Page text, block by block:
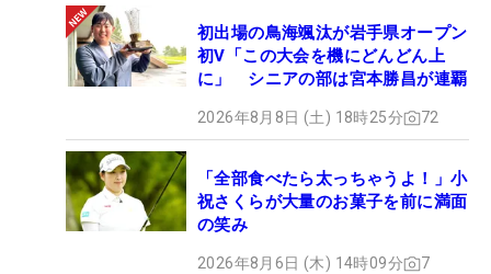
初出場の鳥海颯汰が岩手県オープン
初V「この大会を機にどんどん上
に」 シニアの部は宮本勝昌が連覇
2026年8月8日 (土) 18時25分 72
「全部食べたら太っちゃうよ！」小
祝さくらが大量のお菓子を前に満面
の笑み
2026年8月6日 (木) 14時09分 7